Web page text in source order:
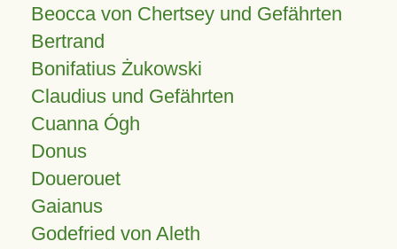
Beocca von Chertsey und Gefährten
Bertrand
Bonifatius Żukowski
Claudius und Gefährten
Cuanna Ógh
Donus
Douerouet
Gaianus
Godefried von Aleth